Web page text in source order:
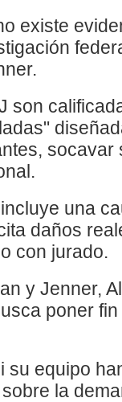
existe
son
una
daños
con jurado.
y Jenner,
poner
su equipo
la